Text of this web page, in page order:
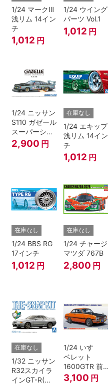
1/24 マークⅢ
浅リム 14イン
チ
1,012 円
1/24 ウイング
パーツ Vol.1
1,012 円
1/24 ニッサン
S110 ガゼール
スーパーシル
エット '81
2,900 円
在庫なし
1/24 エキップ
浅リム 14イン
チ
1,012 円
在庫なし
1/24 BBS RG
17インチ
1,012 円
在庫なし
1/24 チャージ
マツダ 767B
2,800 円
在庫なし
1/32 ニッサン
R32スカイラ
インGT-R(ス
1/24 いすゞ
ベレット
1600GTR 前
期型（1969）
3,100 円